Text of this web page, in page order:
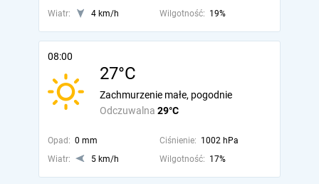
Wiatr: 4 km/h Wilgotność: 19%
08:00
27°C
Odczuwalna 29°C
Zachmurzenie małe, pogodnie
Opad: 0 mm Ciśnienie: 1002 hPa
Wiatr:
5 km/h Wilgotność: 17%